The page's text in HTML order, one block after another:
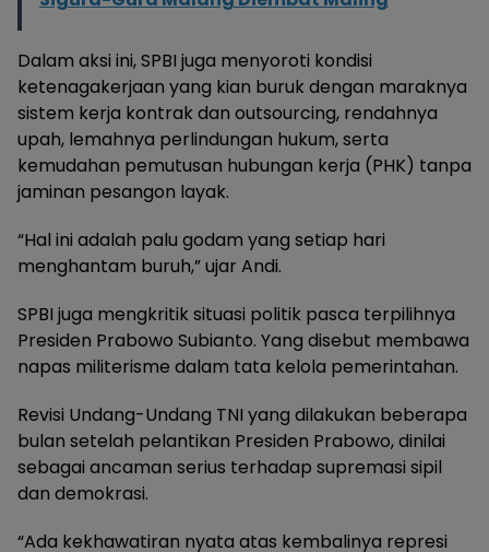
Dalam aksi ini, SPBI juga menyoroti kondisi
ketenagakerjaan yang kian buruk dengan maraknya
sistem kerja kontrak dan outsourcing, rendahnya
upah, lemahnya perlindungan hukum, serta
kemudahan pemutusan hubungan kerja (PHK) tanpa
jaminan pesangon layak.
“Hal ini adalah palu godam yang setiap hari
menghantam buruh,” ujar Andi.
SPBI juga mengkritik situasi politik pasca terpilihnya
Presiden Prabowo Subianto. Yang disebut membawa
napas militerisme dalam tata kelola pemerintahan.
Revisi Undang-Undang TNI yang dilakukan beberapa
bulan setelah pelantikan Presiden Prabowo, dinilai
sebagai ancaman serius terhadap supremasi sipil
dan demokrasi.
“Ada kekhawatiran nyata atas kembalinya represi